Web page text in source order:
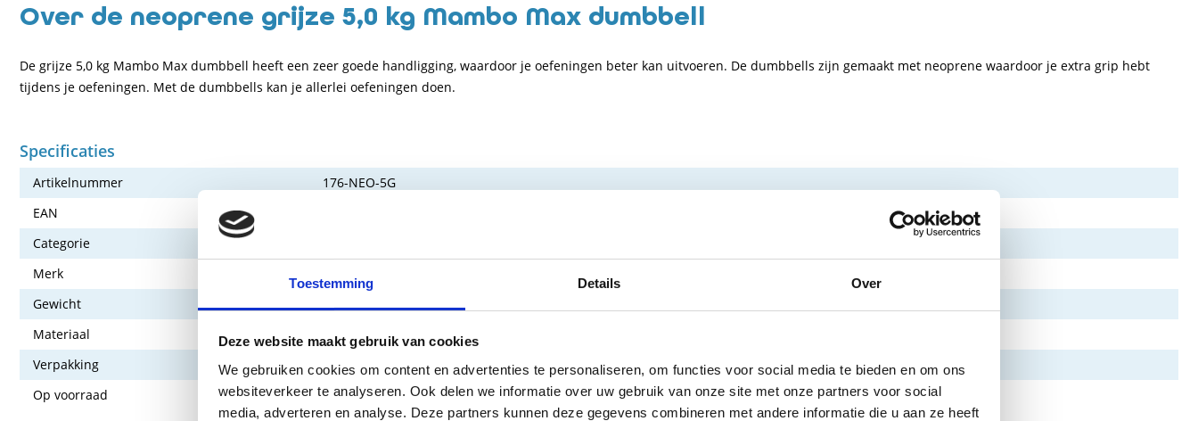
Toestemming Details Over
Deze website maakt gebruik van cookies
We gebruiken cookies om content en advertenties te personaliseren, om functies voor social media te bieden en om ons
websiteverkeer te analyseren. Ook delen we informatie over uw gebruik van onze site met onze partners voor social
media, adverteren en analyse. Deze partners kunnen deze gegevens combineren met andere informatie die u aan ze heeft
Over de neoprene grijze 5,0 kg Mambo Max dumbbell
De grijze 5,0 kg Mambo Max dumbbell heeft een zeer goede handligging, waardoor je oefeningen beter kan uitvoeren. De dumbbells zijn gemaakt met neoprene waardoor je extra grip hebt
tijdens je oefeningen. Met de dumbbells kan je allerlei oefeningen doen.
Specificaties
Artikelnummer
176-NEO-5G
EAN
Categorie
Merk
Gewicht
5,0 kg
Materiaal
Neopreen
Verpakking
Set van 2
Op voorraad
Ja